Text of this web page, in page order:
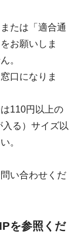
たは「適合通
お願いしま
。
口になりま
110円以上の
る）サイズ以
。
い合わせくだ
を参照くだ